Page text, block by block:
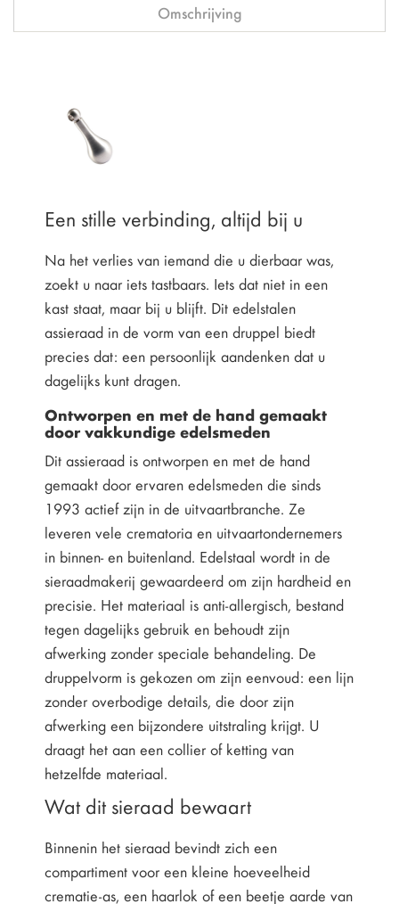
Omschrijving
Een stille verbinding, altijd bij u
Na het verlies van iemand die u dierbaar was,
zoekt u naar iets tastbaars. Iets dat niet in een
kast staat, maar bij u blijft. Dit edelstalen
assieraad in de vorm van een druppel biedt
precies dat: een persoonlijk aandenken dat u
dagelijks kunt dragen.
Ontworpen en met de hand gemaakt
door vakkundige edelsmeden
Dit assieraad is ontworpen en met de hand
gemaakt door ervaren edelsmeden die sinds
1993 actief zijn in de uitvaartbranche. Ze
leveren vele crematoria en uitvaartondernemers
in binnen- en buitenland. Edelstaal wordt in de
sieraadmakerij gewaardeerd om zijn hardheid en
precisie. Het materiaal is anti-allergisch, bestand
tegen dagelijks gebruik en behoudt zijn
afwerking zonder speciale behandeling. De
druppelvorm is gekozen om zijn eenvoud: een lijn
zonder overbodige details, die door zijn
afwerking een bijzondere uitstraling krijgt. U
draagt het aan een collier of ketting van
hetzelfde materiaal.
Wat dit sieraad bewaart
Binnenin het sieraad bevindt zich een
compartiment voor een kleine hoeveelheid
crematie-as, een haarlok of een beetje aarde van